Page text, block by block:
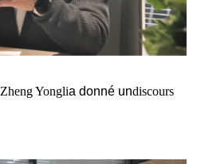
Zheng Yonglia donné undiscours